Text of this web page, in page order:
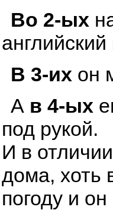
Во 2-ых
английский
В 3-их он
А в 4-ых
под рукой.
И в
дома, хоть
погоду и